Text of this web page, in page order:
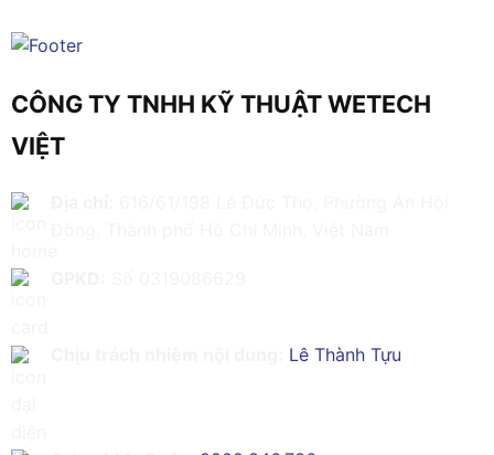
CÔNG TY TNHH KỸ THUẬT WETECH
VIỆT
Lê Thành Tựu